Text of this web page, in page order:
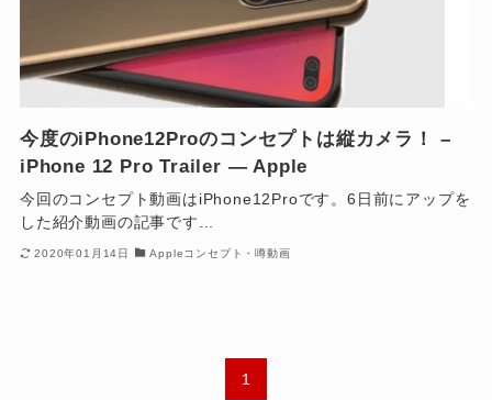
今度のiPhone12Proのコンセプトは縦カメラ！ –
iPhone 12 Pro Trailer — Apple
今回のコンセプト動画はiPhone12Proです。6日前にアップを
した紹介動画の記事です...
2020年01月14日 Appleコンセプト・噂動画
1